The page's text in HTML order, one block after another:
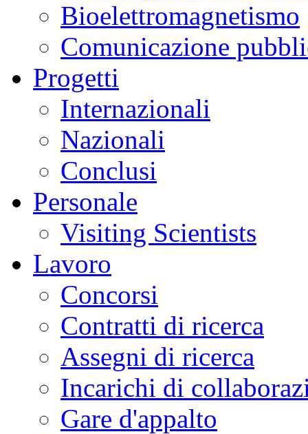
Bioelettromagnetismo
Comunicazione
Progetti
Internazionali
Nazionali
Conclusi
Personale
Visiting Scientists
Lavoro
Concorsi
Contratti di ricerca
Assegni di ricerca
Incarichi di
Gare d'appalto